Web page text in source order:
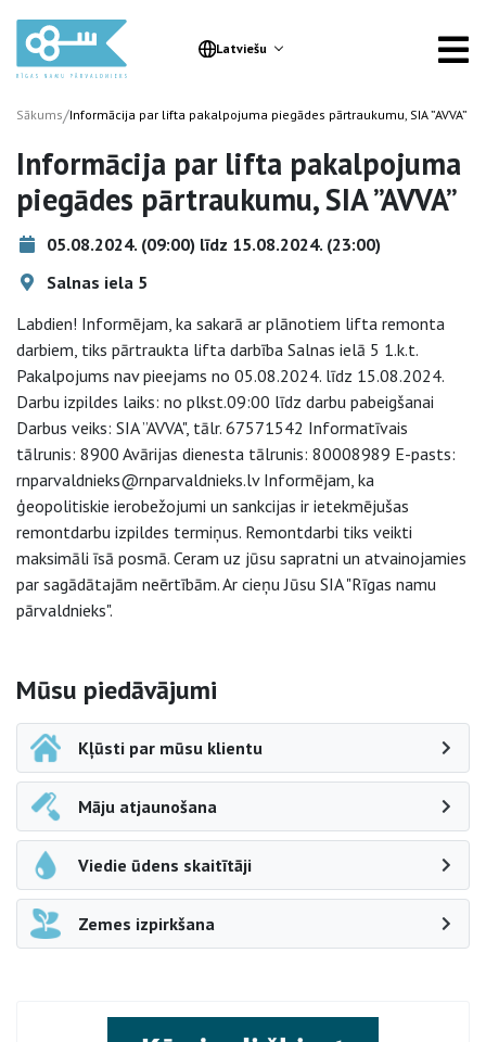
Latviešu
Sākums/Informācija par lifta pakalpojuma piegādes pārtraukumu, SIA ”AVVA”
Informācija par lifta pakalpojuma
piegādes pārtraukumu, SIA ”AVVA”
05.08.2024. (09:00) līdz 15.08.2024. (23:00)
Salnas iela 5
Labdien! Informējam, ka sakarā ar plānotiem lifta remonta
darbiem, tiks pārtraukta lifta darbība Salnas ielā 5 1.k.t.
Pakalpojums nav pieejams no 05.08.2024. līdz 15.08.2024.
Darbu izpildes laiks: no plkst.09:00 līdz darbu pabeigšanai
Darbus veiks: SIA ”AVVA", tālr. 67571542 Informatīvais
tālrunis: 8900 Avārijas dienesta tālrunis: 80008989 E-pasts:
rnparvaldnieks@rnparvaldnieks.lv Informējam, ka
ģeopolitiskie ierobežojumi un sankcijas ir ietekmējušas
remontdarbu izpildes termiņus. Remontdarbi tiks veikti
maksimāli īsā posmā. Ceram uz jūsu sapratni un atvainojamies
par sagādātajām neērtībām. Ar cieņu Jūsu SIA "Rīgas namu
pārvaldnieks".
Sāna navigācija
Mūsu piedāvājumi
Kļūsti par mūsu klientu
Māju atjaunošana
Viedie ūdens skaitītāji
Zemes izpirkšana